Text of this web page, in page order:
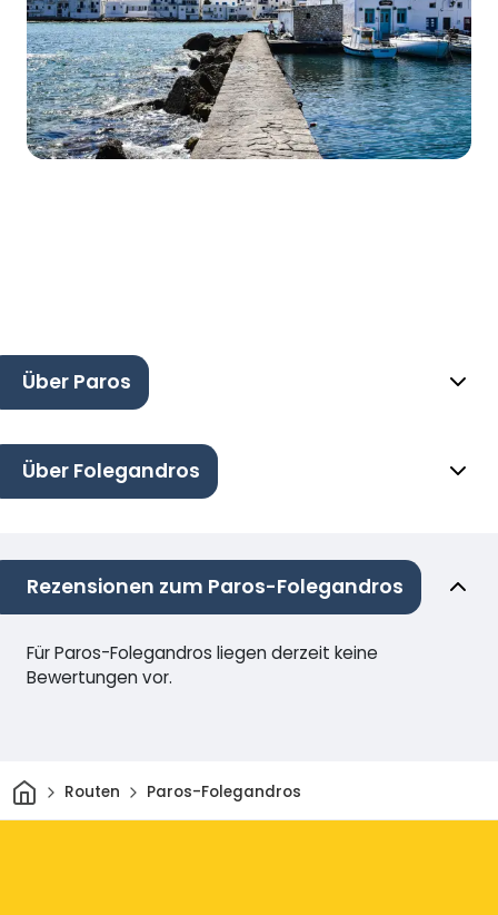
Über Paros
Über Folegandros
Rezensionen zum Paros-Folegandros
Für Paros-Folegandros liegen derzeit keine
Bewertungen vor.
HeimRouten Paros-Folegandros